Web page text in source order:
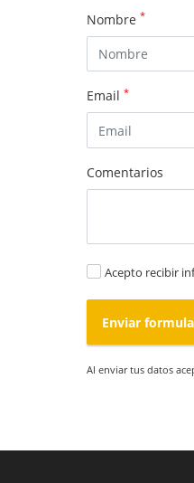
Nombre *
Email *
Comentarios
Acepto recibir
Enviar
Al enviar tus datos